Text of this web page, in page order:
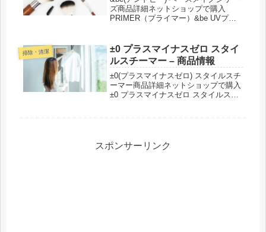
ズ商品詳細ネットショップで購入
PRIMER（プライマー）&be UVプラ
ョンカラー：ベージュ／ライトベージ
ュ／オークルベージ...
掃除・清潔
±0 プラスマイナスゼロ スタイ
ルスチーマー – 商品情報
±0(プラスマイナスゼロ) スタイルスチ
ーマー商品詳細ネットショップで購入
±0 プラスマイナスゼロ スタイルスチ
スポンサーリンク